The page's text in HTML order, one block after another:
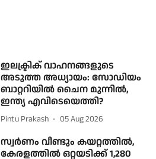
ഇലക്ട്രിക് വാഹനങ്ങളുടെ
അടുത്ത അധ്യായം: സോഡിയം
ബാറ്ററിയിൽ ചൈന മുന്നിൽ,
ഇന്ത്യ എവിടെയെത്തി?
Pintu Prakash 05 Aug 2026
സ്വര്‍ണം വീണ്ടും കയറ്റത്തില്‍,
കേരളത്തില്‍ ഒറ്റയടിക്ക് 1,280